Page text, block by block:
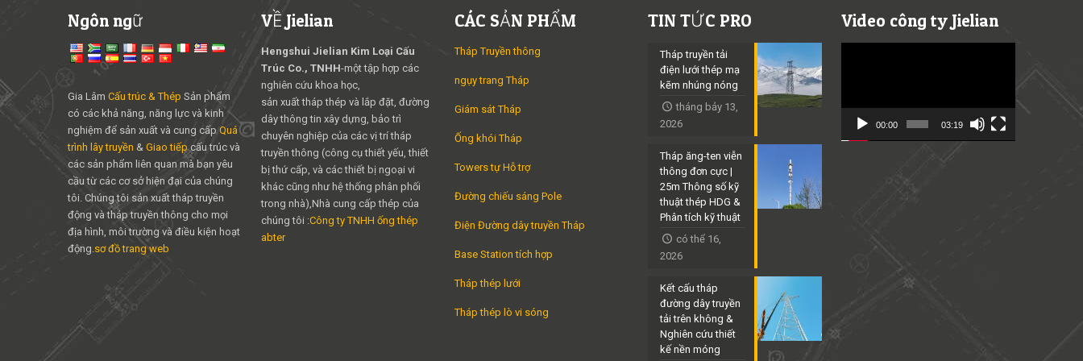
Ngôn ngữ
Gia Lâm Cấu trúc & Thép Sản phẩm
có các khả năng, năng lực và kinh
nghiệm để sản xuất và cung cấpQuá
trình lây truyền & Giao tiếpcấu trúc và
các sản phẩm liên quan mà bạn yêu
cầu từ các cơ sở hiện đại của chúng
tôi. Chúng tôi sản xuất tháp truyền
động và tháp truyền thông cho mọi
địa hình, môi trường và điều kiện hoạt
động. sơ đồ trang web
VỀ Jielian
Hengshui Jielian Kim Loại Cấu
Trúc Co., TNHH-một tập hợp các
nghiên cứu khoa học,
sản xuất tháp thép và lắp đặt, đường
dây thông tin xây dựng, bảo trì
chuyên nghiệp của các vị trí tháp
truyền thông (công cụ thiết yếu, thiết
bị thứ cấp, và các thiết bị ngoại vi
khác cũng như hệ thống phân phối
trong nhà),Nhà cung cấp thép của
chúng tôi :Công ty TNHH ống thép
abter
CÁC SẢN PHẨM
Tháp Truyền thông
ngụy trang Tháp
Giám sát Tháp
Ống khói Tháp
Towers tự Hỗ trợ
Đường chiếu sáng Pole
Điện Đường dây truyền Tháp
Base Station tích hợp
Tháp thép lưới
Tháp thép lò vi sóng
TIN TỨC PRO
Tháp truyền tải
điện lưới thép mạ
kẽm nhúng nóng
tháng bảy 13,
2026
Tháp ăng-ten viễn
thông đơn cực |
25m Thông số kỹ
thuật thép HDG &
Phân tích kỹ thuật
có thể 16,
2026
Kết cấu tháp
đường dây truyền
tải trên không &
Nghiên cứu thiết
kế nền móng
Video công ty Jielian
00:00 03:19